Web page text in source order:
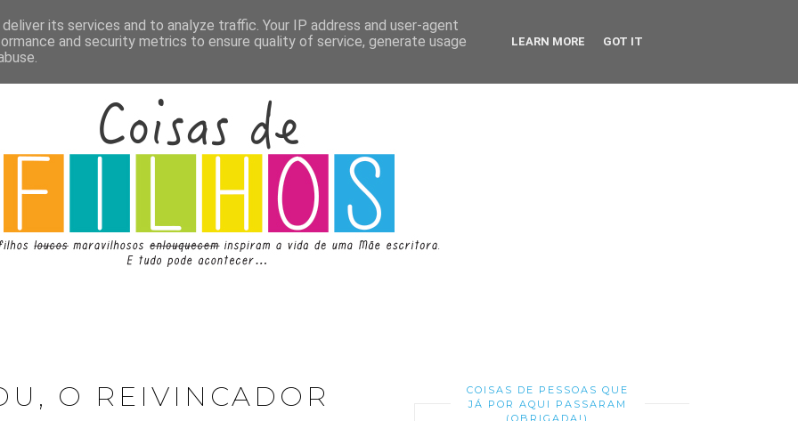
O REIVINCADOR
COISAS DE PESSOAS QUE
JÁ POR AQUI PASSARAM
(OBRIGADA!)
its services and to analyze traffic. Your IP address and user-agent
and security metrics to ensure quality of service, generate usage
LEARN MORE GOT IT